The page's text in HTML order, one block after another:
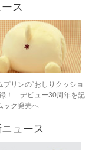
ス
プリンの“おしりクッショ
録！ デビュー30周年を記
ック発売へ
ュース